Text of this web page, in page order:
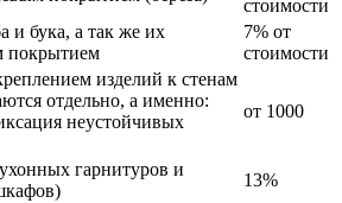
стоимости
и бука, а так же их
покрытием
7% от
стоимости
изделий к стенам
отдельно, а именно:
неустойчивых
от 1000
гарнитуров и
13%